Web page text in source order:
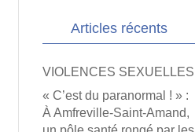
Articles récents
VIOLENCES SEXUELLES
« C’est du paranormal ! » :
À Amfreville-Saint-Amand,